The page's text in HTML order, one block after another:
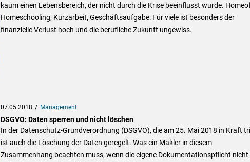
kaum einen Lebensbereich, der nicht durch die Krise beeinflusst wurde.
Homeschooling, Kurzarbeit, Geschäftsaufgabe: Für viele ist besonders der
finanzielle Verlust hoch und die berufliche Zukunft ungewiss.
07.05.2018 Management
DSGVO: Daten sperren und nicht löschen
In der Datenschutz-Grundverordnung (DSGVO), die am 25. Mai 2018 in Kraft
ist auch die Löschung der Daten geregelt. Was ein Makler in diesem
Zusammenhang beachten muss, wenn die eigene Dokumentationspflicht nicht